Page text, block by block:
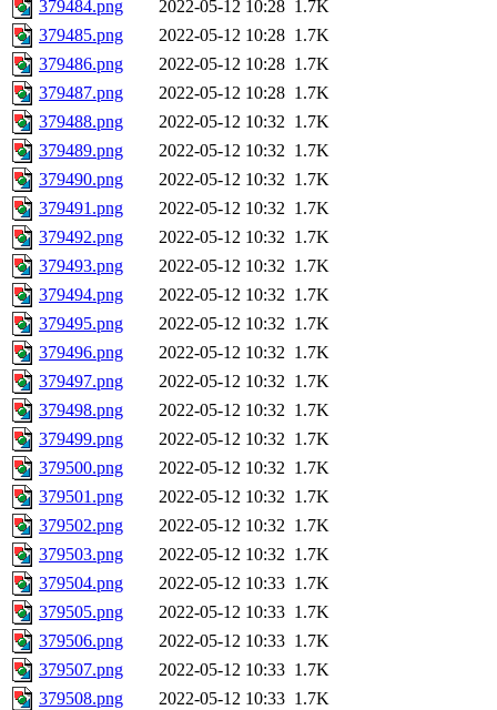
379484.png 2022-05-12 10:28 1.7K
379485.png
2022-05-12 10:28 1.7K
379486.png
2022-05-12 10:28 1.7K
379487.png
2022-05-12 10:28 1.7K
379488.png
2022-05-12 10:32 1.7K
379489.png
2022-05-12 10:32 1.7K
379490.png
2022-05-12 10:32 1.7K
379491.png
2022-05-12 10:32 1.7K
379492.png
2022-05-12 10:32 1.7K
379493.png
2022-05-12 10:32 1.7K
379494.png
2022-05-12 10:32 1.7K
379495.png
2022-05-12 10:32 1.7K
379496.png
2022-05-12 10:32 1.7K
379497.png
2022-05-12 10:32 1.7K
379498.png
2022-05-12 10:32 1.7K
379499.png
2022-05-12 10:32 1.7K
379500.png
2022-05-12 10:32 1.7K
379501.png
2022-05-12 10:32 1.7K
379502.png
2022-05-12 10:32 1.7K
379503.png
2022-05-12 10:32 1.7K
379504.png
2022-05-12 10:33 1.7K
379505.png
2022-05-12 10:33 1.7K
379506.png
2022-05-12 10:33 1.7K
379507.png
2022-05-12 10:33 1.7K
379508.png
2022-05-12 10:33 1.7K